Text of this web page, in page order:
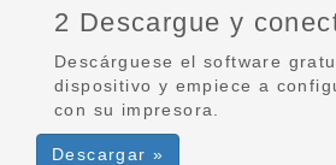
2 Descargue y
Descárguese el software
dispositivo y empiece a
con su impresora.
Descargar »